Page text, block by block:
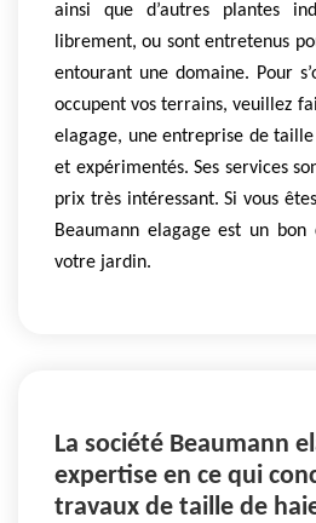
ainsi que d’autres plantes
librement, ou sont entretenus
entourant une domaine. Pour
occupent vos terrains, veuillez
elagage, une entreprise de
et expérimentés. Ses services
prix très intéressant. Si vous
Beaumann elagage est un
votre jardin.
La société Beaumann
expertise en ce qui
travaux de taille de